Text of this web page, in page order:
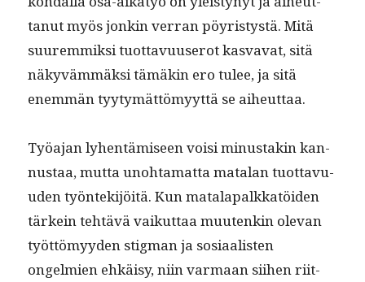
tanut myös jonkin ver­ran pöyristys­tä. Mitä
suurem­mik­si tuot­tavu­userot kas­va­vat, sitä
näkyväm­mäk­si tämäkin ero tulee, ja sitä
enem­män tyy­tymät­tömyyt­tä se aiheuttaa.
Työa­jan lyhen­tämiseen voisi minus­takin kan­
nus­taa, mut­ta uno­hta­mat­ta mata­lan tuot­tavu­
u­den työn­tek­i­jöitä. Kun mata­la­palkkatöi­den
tärkein tehtävä vaikut­taa muutenkin ole­van
työt­tömyy­den stig­man ja sosi­aal­is­ten
ongelmien ehkäisy, niin var­maan siihen riit­